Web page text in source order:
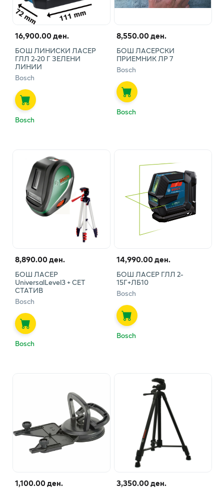
16,900.00 ден.
БОШ ЛИНИСКИ ЛАСЕР
ГЛЛ 2-20 Г ЗЕЛЕНИ
ЛИНИИ
Bosch
Bosch
8,550.00 ден.
БОШ ЛАСЕРСКИ
ПРИЕМНИК ЛР 7
Bosch
Bosch
8,890.00 ден.
БОШ ЛАСЕР
UniversalLevel3 + СЕТ
СТАТИВ
Bosch
Bosch
14,990.00 ден.
БОШ ЛАСЕР ГЛЛ 2-
15Г+ЛБ10
Bosch
Bosch
1,100.00 ден. 3,350.00 ден.